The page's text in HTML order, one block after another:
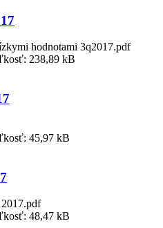
hodnotami 3q2017.pdf
238,89 kB
45,97 kB
48,47 kB